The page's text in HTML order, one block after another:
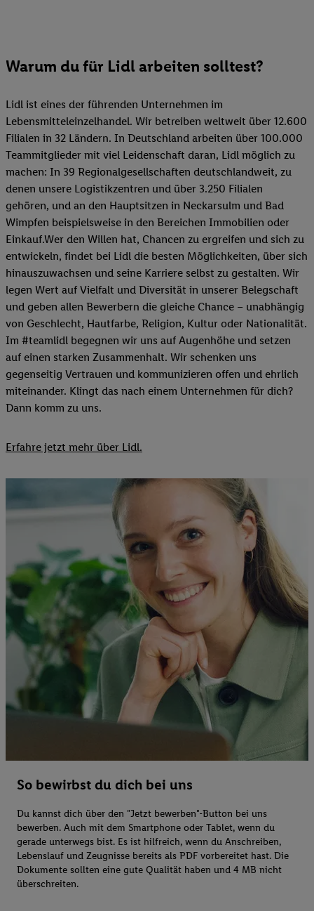
Warum du für Lidl arbeiten solltest?
Lidl ist eines der führenden Unternehmen im
Lebensmitteleinzelhandel. Wir betreiben weltweit über 12.600
Filialen in 32 Ländern. In Deutschland arbeiten über 100.000
Teammitglieder mit viel Leidenschaft daran, Lidl möglich zu
machen: In 39 Regionalgesellschaften deutschlandweit, zu
denen unsere Logistikzentren und über 3.250 Filialen
gehören, und an den Hauptsitzen in Neckarsulm und Bad
Wimpfen beispielsweise in den Bereichen Immobilien oder
Einkauf.Wer den Willen hat, Chancen zu ergreifen und sich zu
entwickeln, findet bei Lidl die besten Möglichkeiten, über sich
hinauszuwachsen und seine Karriere selbst zu gestalten. Wir
legen Wert auf Vielfalt und Diversität in unserer Belegschaft
und geben allen Bewerbern die gleiche Chance – unabhängig
von Geschlecht, Hautfarbe, Religion, Kultur oder Nationalität.
Im #teamlidl begegnen wir uns auf Augenhöhe und setzen
auf einen starken Zusammenhalt. Wir schenken uns
gegenseitig Vertrauen und kommunizieren offen und ehrlich
miteinander. Klingt das nach einem Unternehmen für dich?
Dann komm zu uns.​
Erfahre jetzt mehr über Lidl.
So bewirbst du dich bei uns
Du kannst dich über den "Jetzt bewerben"-Button bei uns
bewerben. Auch mit dem Smartphone oder Tablet, wenn du
gerade unterwegs bist. Es ist hilfreich, wenn du Anschreiben,
Lebenslauf und Zeugnisse bereits als PDF vorbereitet hast. Die
Dokumente sollten eine gute Qualität haben und 4 MB nicht
überschreiten.